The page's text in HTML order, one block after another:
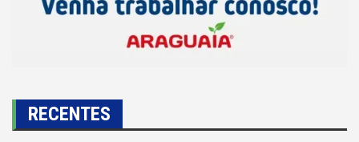
RECENTES